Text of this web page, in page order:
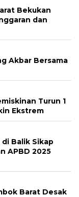
Bekukan
dan
Akbar Bersama
Turun 1
Ekstrem
Balik Sikap
APBD 2025
Barat Desak